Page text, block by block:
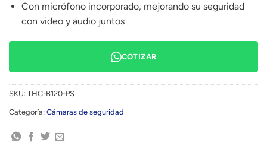
Con micrófono incorporado, mejorando su seguridad
con video y audio juntos
COTIZAR
SKU: THC-B120-PS
Categoría: Cámaras de seguridad